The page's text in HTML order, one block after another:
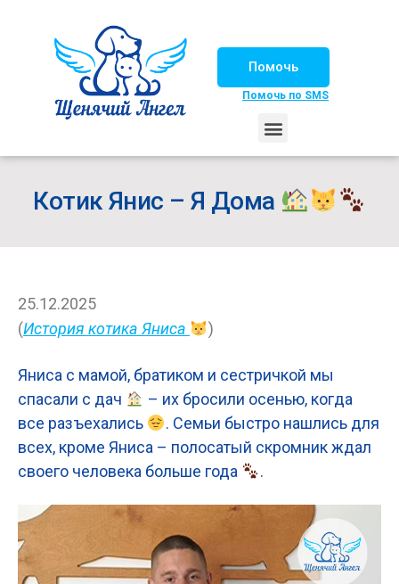
Помочь
Помочь по SMS
Котик Янис – Я Дома
25.12.2025
(История котика Яниса )
Яниса с мамой, братиком и сестричкой мы
спасали с дач
– их бросили осенью, когда
все разъехались
. Семьи быстро нашлись для
всех, кроме Яниса – полосатый скромник ждал
своего человека больше года
.